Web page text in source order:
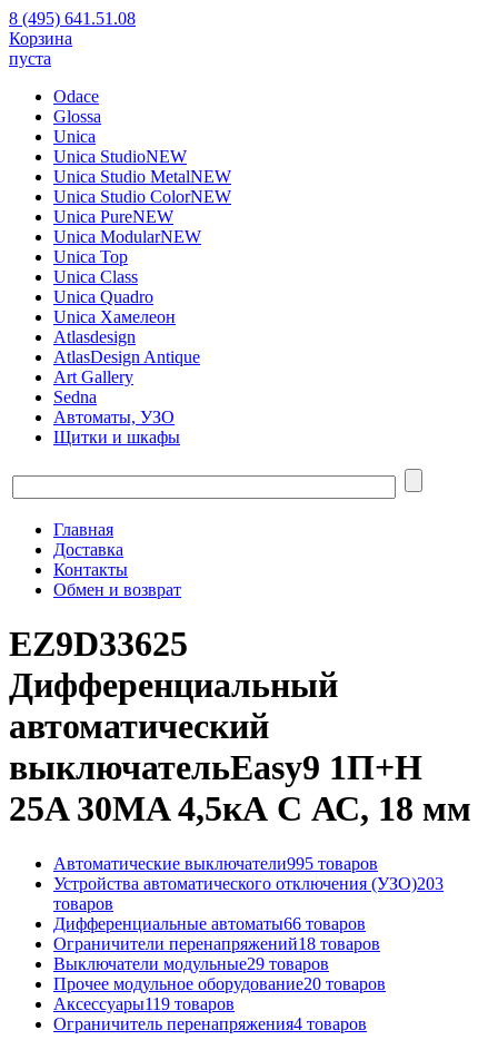
8 (495) 641.51.08
Корзина
пуста
Odace
Glossa
Unica
Unica StudioNEW
Unica Studio MetalNEW
Unica Studio ColorNEW
Unica PureNEW
Unica ModularNEW
Unica Top
Unica Class
Unica Quadro
Unica Хамелеон
Atlasdesign
AtlasDesign Antique
Art Gallery
Sedna
Автоматы, УЗО
Щитки и шкафы
Главная
Доставка
Контакты
Обмен и возврат
EZ9D33625
Дифференциальный
автоматический
выключательEasy9 1П+Н
25A 30MA 4,5кА C АС, 18 мм
Автоматические выключатели995 товаров
Устройства автоматического отключения (УЗО)203
товаров
Дифференциальные автоматы66 товаров
Ограничители перенапряжений18 товаров
Выключатели модульные29 товаров
Прочее модульное оборудование20 товаров
Аксессуары119 товаров
Ограничитель перенапряжения4 товаров